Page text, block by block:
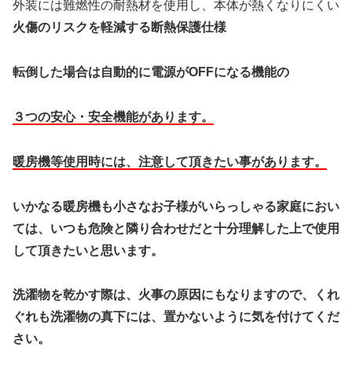
外装には難燃性の耐熱材を使用し、本体が熱くなりにくい
火傷のリスクを軽減する断熱保護仕様
転倒した場合は自動的に電源がOFFになる機能の
３つの安心・安全機能があります。
暖房機等使用時には、注意して頂きたい事があります。
いかなる暖房機も小さなお子様がいらっしゃる家庭におい
ては、いつも危険と隣り合わせだと十分理解した上で使用
して頂きたいと思います。
洗濯物を乾かす際は、火事の原因にもなりますので、くれ
ぐれも洗濯物の真下には、置かないように気を付けてくだ
さい。